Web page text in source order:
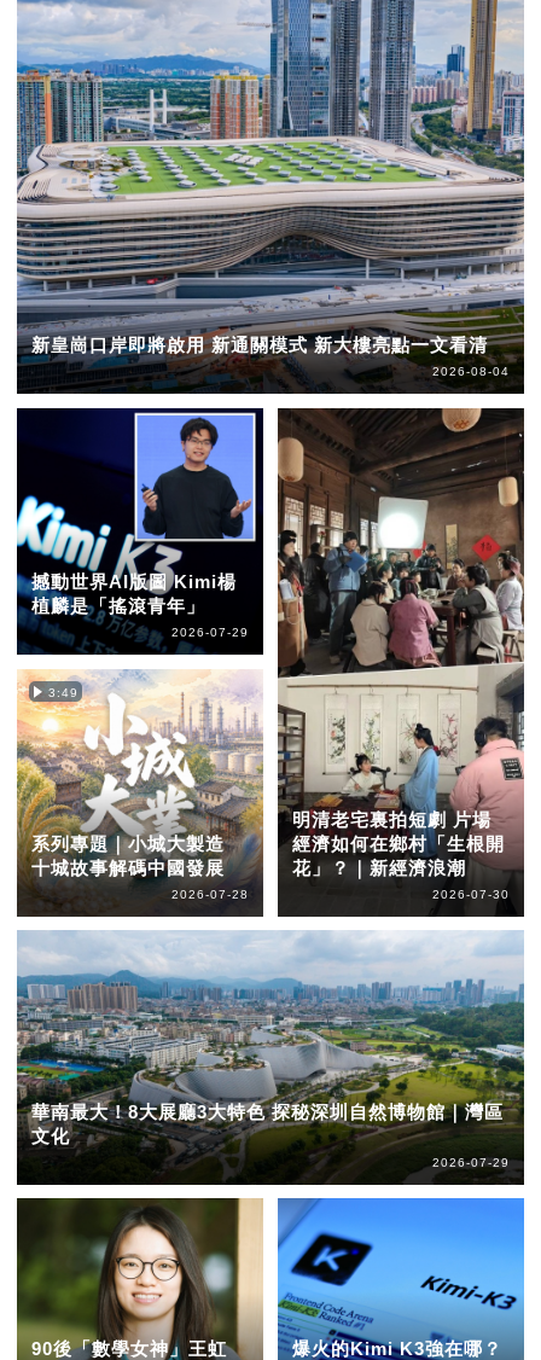
新皇崗口岸即將啟用 新通關模式 新大樓亮點一文看清
2026-08-04
撼動世界AI版圖 Kimi楊
植麟是「搖滾青年」
2026-07-29
3:49
系列專題｜小城大製造
十城故事解碼中國發展
2026-07-28
明清老宅裏拍短劇 片場
經濟如何在鄉村「生根開
花」？｜新經濟浪潮
2026-07-30
華南最大！8大展廳3大特色 探秘深圳自然博物館｜灣區
文化
2026-07-29
90後「數學女神」王虹
爆火的Kimi K3強在哪？